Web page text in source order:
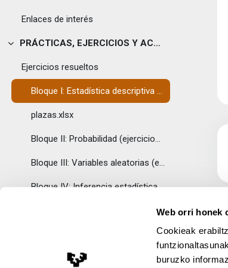
Web orri honek
Cookieak
buruzko
Enlaces de interés
Tolestu
PRÁCTICAS, EJERCICIOS Y ACTIVIDADES
Ejercicios resueltos
Bloque I: Estadística descriptiva (ejercicios resueltos)
plazas.xlsx
Bloque II: Probabilidad (ejercicios resueltos)
Bloque III: Variables aleatorias (ejercicios resueltos)
Bloque IV: Inferencia estadística (ejercicios resueltos)
Autoevaluación Bloque I: Temas 1, 2 y 3
Test de autoevaluación nº1 (enunciados) Lege